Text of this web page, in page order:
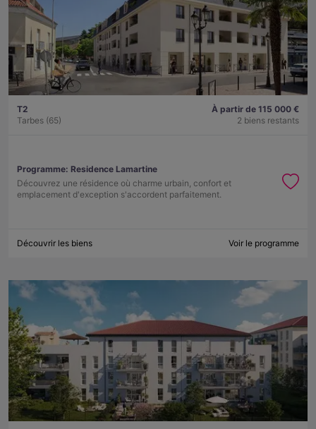
T2
Tarbes (65)
À partir de 115 000 €
2 biens restants
Programme: Residence Lamartine
Découvrez une résidence où charme urbain, confort et
emplacement d'exception s'accordent parfaitement.
Découvrir les biens Voir le programme